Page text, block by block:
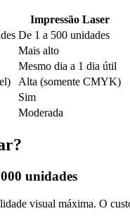
Impressão Laser
De 1 a 500 unidades
Mais alto
Mesmo dia a 1 dia útil
Alta (somente CMYK)
Sim
Moderada
unidades
visual máxima. O